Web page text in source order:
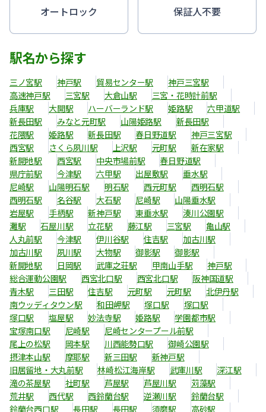
オートロック 保証人不要
駅名から探す
三ノ宮駅 神戸駅 貿易センター駅
神戸三宮駅
高速神戸駅
三宮駅 大倉山駅
三宮・花時計前駅
兵庫駅
大開駅 ハーバーランド駅 姫路駅
六甲道駅
新長田駅
みなと元町駅 山陽姫路駅
新長田駅
花隈駅
姫路駅 新長田駅 春日野道駅
神戸三宮駅
西宮駅
さくら夙川駅 上沢駅 元町駅
新在家駅
新開地駅
西宮駅 中央市場前駅
春日野道駅
県庁前駅
今津駅 六甲駅 出屋敷駅
垂水駅
尼崎駅
山陽明石駅 明石駅 西元町駅
西明石駅
西明石駅
名谷駅 大石駅 尼崎駅
山陽垂水駅
岩屋駅
手柄駅 新神戸駅 東垂水駅
湊川公園駅
灘駅
石屋川駅 立花駅 藤江駅 三宮駅
亀山駅
人丸前駅
今津駅 伊川谷駅 住吉駅
加古川駅
加古川駅
夙川駅 大物駅 御影駅
御影駅
新開地駅
日岡駅 武庫之荘駅 甲南山手駅
神戸駅
総合運動公園駅
西宮北口駅 西宮北口駅
阪神国道駅
青木駅
三田駅 住吉駅 元町駅 元町駅
北伊丹駅
南ウッディタウン駅
和田岬駅 塚口駅
塚口駅
塚口駅
塩屋駅 妙法寺駅 姫路駅
学園都市駅
宝塚南口駅
尼崎駅
尼崎センタープール前駅
尾上の松駅
岡本駅 川西能勢口駅
御崎公園駅
摂津本山駅
摩耶駅 新三田駅
新神戸駅
旧居留地・大丸前駅
林崎松江海岸駅 武庫川駅
深江駅
滝の茶屋駅
社町駅 芦屋駅 芦屋川駅
苅藻駅
荒井駅
西代駅 西鈴蘭台駅 逆瀬川駅
鈴蘭台駅
鈴蘭台西口駅
長田駅 長田駅 須磨駅 高砂駅